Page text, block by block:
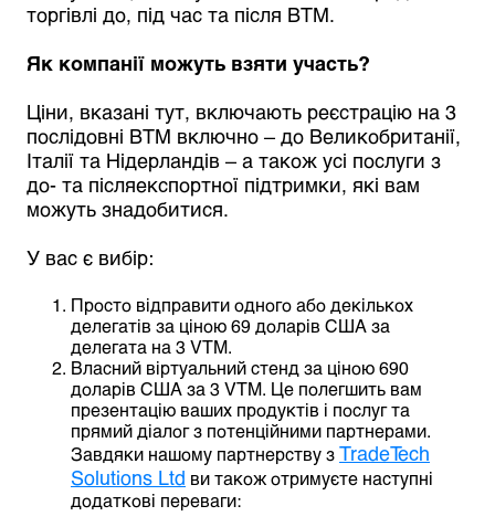
торгівлі до, під час та після ВТМ.
Як компанії можуть взяти участь?
Ціни, вказані тут, включають реєстрацію на 3
послідовні ВТМ включно – до Великобританії,
Італії та Нідерландів – а також усі послуги з
до- та післяекспортної підтримки, які вам
можуть знадобитися.
У вас є вибір:
Просто відправити одного або декількох
делегатів за ціною 69 доларів США за
делегата на 3 VTM.
Власний віртуальний стенд за ціною 690
доларів США за 3 VTM. Це полегшить вам
презентацію ваших продуктів і послуг та
прямий діалог з потенційними партнерами.
Завдяки нашому партнерству з TradeTech
Solutions Ltd ви також отримуєте наступні
додаткові переваги: